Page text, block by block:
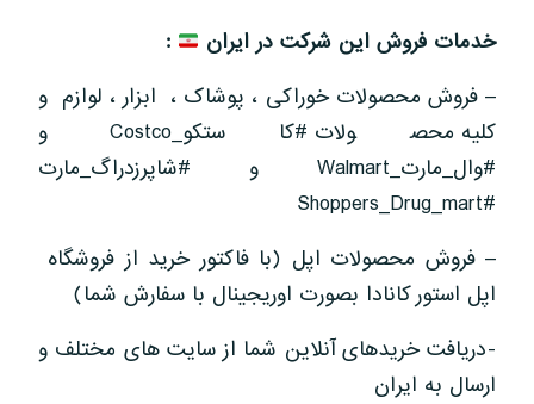
خدمات فروش این شرکت در ایران
:
– فروش محصولات خوراکی ، پوشاک ، ابزار ، لوازم و
کلیه محصولات #کاستکو_Costco و
#وال_مارت_Walmart و #شاپرزدراگ_مارت
#Shoppers_Drug_mart
– فروش محصولات اپل (با فاکتور خرید از فروشگاه
اپل استور کانادا بصورت اوریجینال با سفارش شما)
-دریافت خریدهای آنلاین شما از سایت های مختلف و
ارسال به ایران